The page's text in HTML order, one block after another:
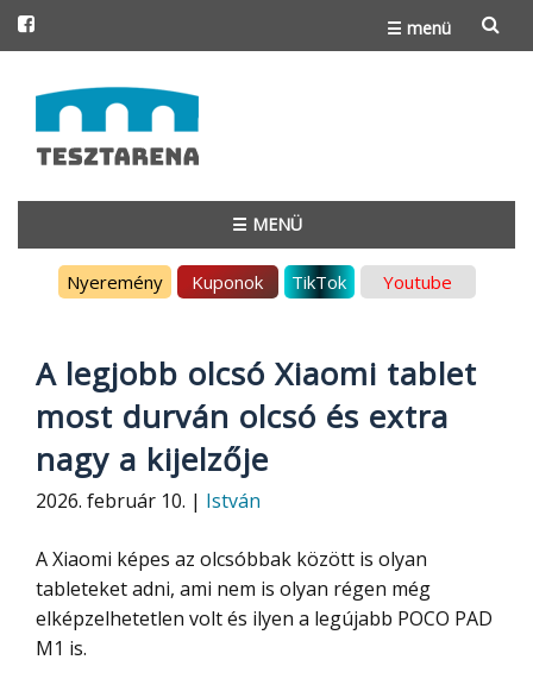
☰ menü
to
content
☰ MENÜ
Nyeremény Kuponok TikTok Youtube
A legjobb olcsó Xiaomi tablet
most durván olcsó és extra
nagy a kijelzője
2026. február 10. | István
A Xiaomi képes az olcsóbbak között is olyan
tableteket adni, ami nem is olyan régen még
elképzelhetetlen volt és ilyen a legújabb POCO PAD
M1 is.